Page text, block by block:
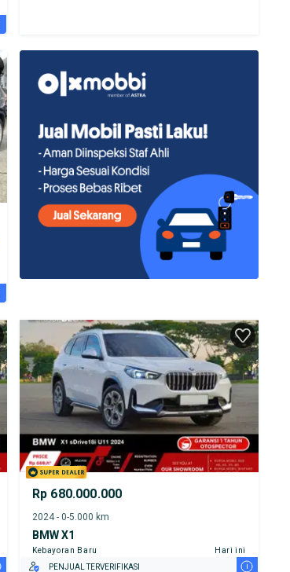
Rp 680.000.000
2024 - 0-5.000 km
BMW X1
Kebayoran Baru
Hari ini
PENJUAL TERVERIFIKASI
i